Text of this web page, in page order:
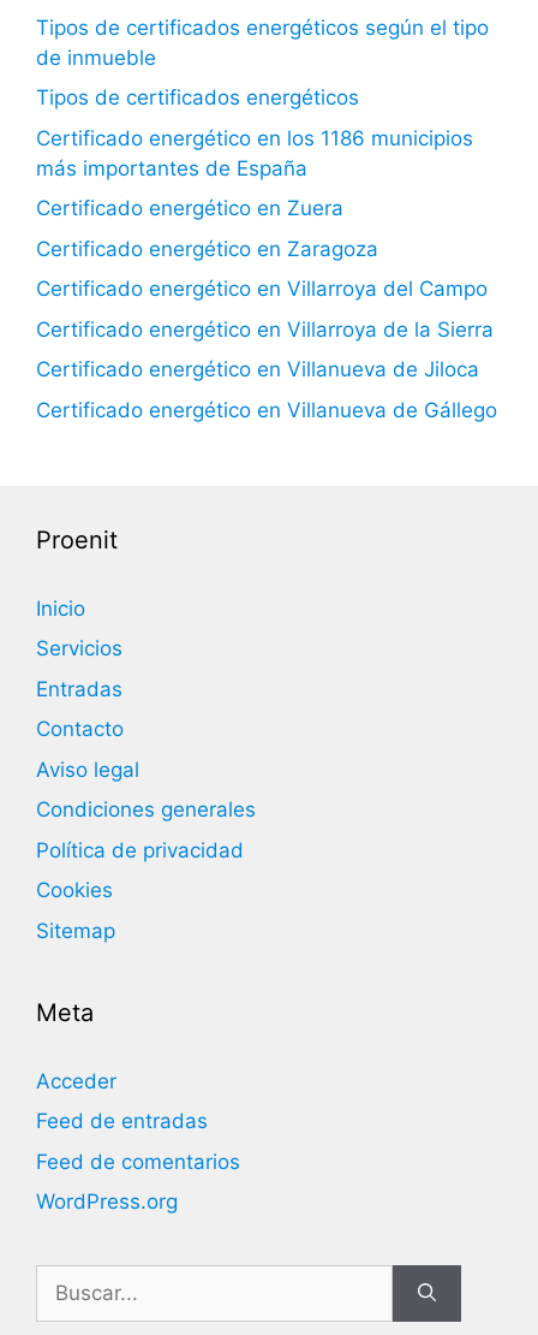
Tipos de certificados energéticos según el tipo
de inmueble
Tipos de certificados energéticos
Certificado energético en los 1186 municipios
más importantes de España
Certificado energético en Zuera
Certificado energético en Zaragoza
Certificado energético en Villarroya del Campo
Certificado energético en Villarroya de la Sierra
Certificado energético en Villanueva de Jiloca
Certificado energético en Villanueva de Gállego
Proenit
Inicio
Servicios
Entradas
Contacto
Aviso legal
Condiciones generales
Política de privacidad
Cookies
Sitemap
Meta
Acceder
Feed de entradas
Feed de comentarios
WordPress.org
Buscar: